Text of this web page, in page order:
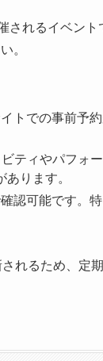
されるイベン
。
トでの事前予
ティやパフォ
ります。
認可能です。
れるため、定